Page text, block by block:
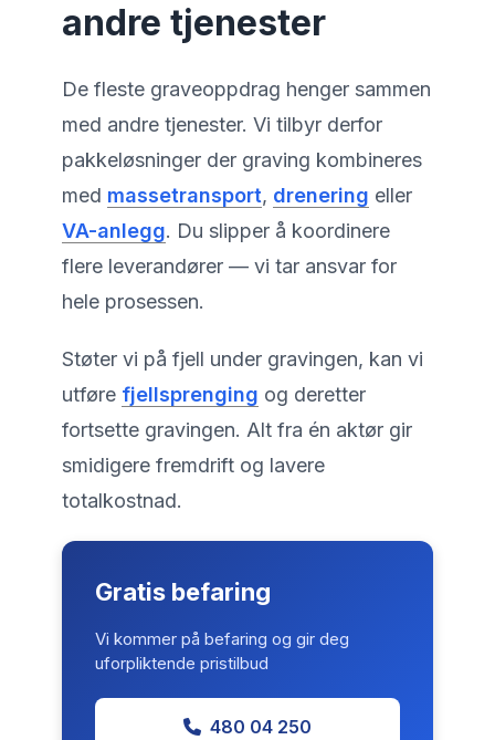
andre tjenester
De fleste graveoppdrag henger sammen
med andre tjenester. Vi tilbyr derfor
pakkeløsninger der graving kombineres
med massetransport, drenering eller
VA-anlegg. Du slipper å koordinere
flere leverandører — vi tar ansvar for
hele prosessen.
Støter vi på fjell under gravingen, kan vi
utføre fjellsprenging og deretter
fortsette gravingen. Alt fra én aktør gir
smidigere fremdrift og lavere
totalkostnad.
Gratis befaring
Vi kommer på befaring og gir deg
uforpliktende pristilbud
480 04 250